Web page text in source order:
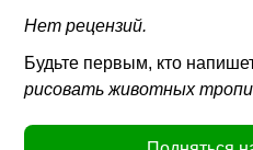
Нет рецензий.
Будьте первым, кто
рисовать животных